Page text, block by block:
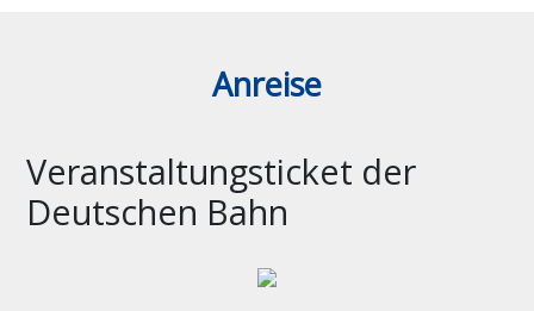
Anreise
Veranstaltungsticket der
Deutschen Bahn